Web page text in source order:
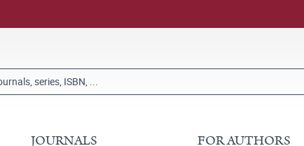
JOURNALS FOR AUTHORS